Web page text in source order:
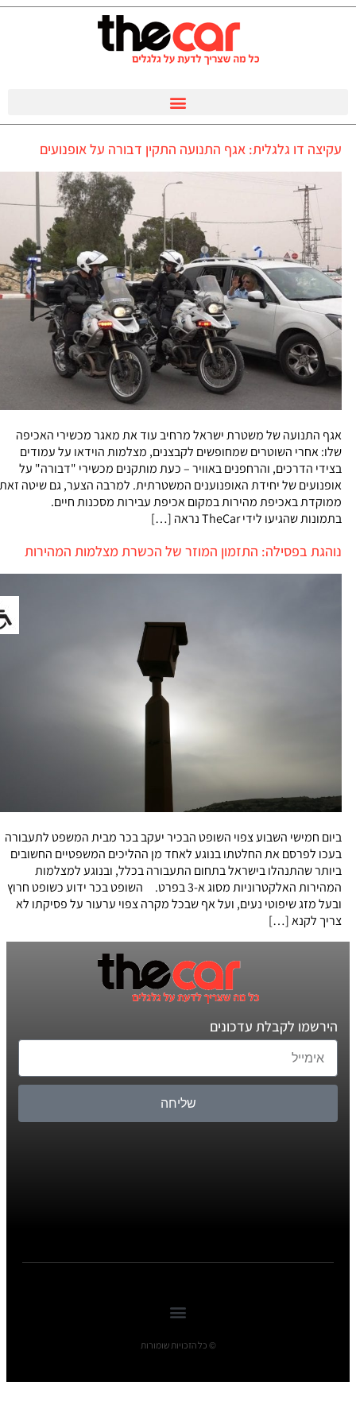
עקיצה דו גלגלית: אגף התנועה התקין דבורה על אופנועים
אגף התנועה של משטרת ישראל מרחיב עוד את מאגר מכשירי האכיפה
שלו: אחרי השוטרים שמחופשים לקבצנים, מצלמות הוידאו על עמודים
בצידי הדרכים, והרחפנים באוויר – כעת מותקנים מכשירי "דבורה" על
אופנועים של יחידת האופנוענים המשטרתית. למרבה הצער, גם שיטה זאת
ממוקדת באכיפת מהירות במקום אכיפת עבירות מסכנות חיים.
בתמונות שהגיעו לידי TheCar נראה […]
נוהגת בפסילה: התזמון המוזר של הכשרת מצלמות המהירות
ביום חמישי השבוע צפוי השופט הבכיר יעקב בכר מבית המשפט לתעבורה
בעכו לפרסם את החלטתו בנוגע לאחד מן ההליכים המשפטיים החשובים
ביותר שהתנהלו בישראל בתחום התעבורה בכלל, ובנוגע למצלמות
המהירות האלקטרוניות מסוג א-3 בפרט. השופט בכר ידוע כשופט חרוץ
ובעל מזג שיפוטי נעים, ועל אף שבכל מקרה צפוי ערעור על פסיקתו לא
צריך לקנא […]
הירשמו לקבלת עדכונים
שליחה
© כל הזכויות שומורות